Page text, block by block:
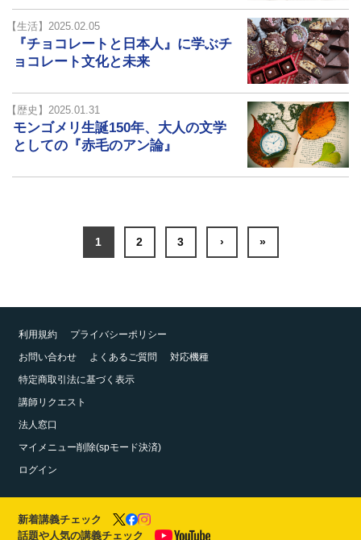
【生活】2025.02.05
『チョコレートと日本人』に学ぶチ
ョコレート文化と未来
【歴史】2025.01.31
モンゴメリ生誕150年、大人の文学
としての『赤毛のアン論』
1 2 3 › »
利用規約
プライバシーポリシー
お問い合わせ
よくあるご質問
対応機種
特定商取引法に基づく表示
講師リクエスト
法人窓口
マイメニュー削除(spモード決済)
ログイン
新着講義チェック
話題や人気の講義チェック